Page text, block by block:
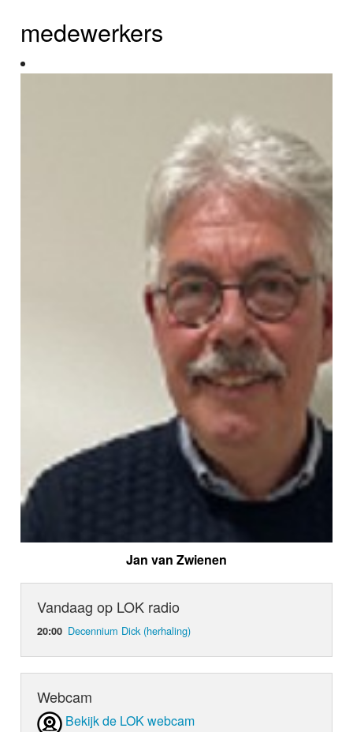
medewerkers
Jan van Zwienen
Vandaag op LOK radio
20:00 Decennium Dick (herhaling)
Webcam
Bekijk de LOK webcam